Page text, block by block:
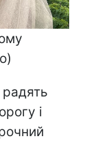
і